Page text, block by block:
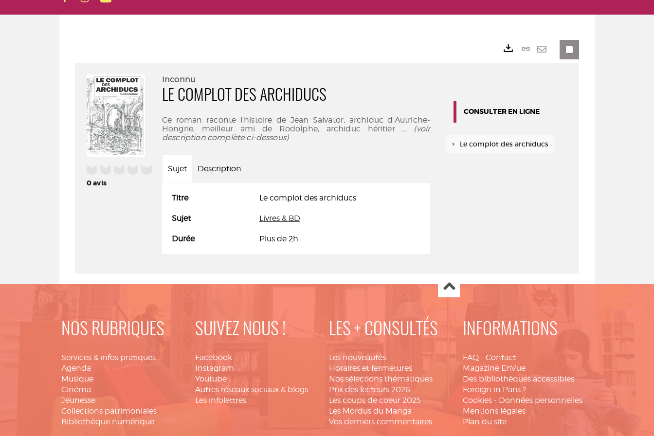
0avis
Inconnu
LE COMPLOT DES ARCHIDUCS
Ce roman raconte l'histoire de Jean Salvator, archiduc d'Autriche-
Hongrie, meilleur ami de Rodolphe, archiduc héritier ... (voir
description complète ci-dessous)
Sujet Description
Titre Le complot des archiducs
Sujet Livres & BD
Durée Plus de 2h.
Lien
CONSULTER EN LIGNE
Le complot des archiducs
NOS RUBRIQUES
Services & infos pratiques
Agenda
Musique
Cinéma
Jeunesse
Collections patrimoniales
Bibliothèque numérique
SUIVEZ NOUS !
Facebook
Instagram
Youtube
Autres réseaux sociaux & blogs
Les infolettres
LES + CONSULTÉS
Les nouveautés
Horaires et fermetures
Nos sélections thématiques
Prix des lecteurs 2026
Les coups de coeur 2025
Les Mordus du Manga
Vos derniers commentaires
INFORMATIONS
FAQ - Contact
Magazine EnVue
Des bibliothèques accessibles
Foreign in Paris ?
Cookies - Données personnelles
Mentions légales
Plan du site